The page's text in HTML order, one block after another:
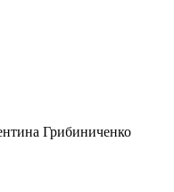
Грибиниченко